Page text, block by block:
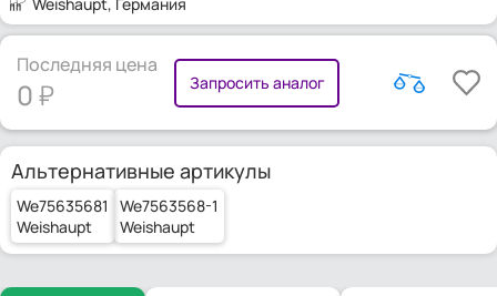
Последняя цена
0 Запросить аналог
Альтернативные артикулы
We75635681
Weishaupt
We7563568-1
Weishaupt